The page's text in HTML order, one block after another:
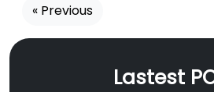
« Previous
Lastest